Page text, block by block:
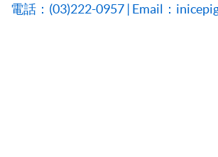
電話：(03)222-0957 | Email：